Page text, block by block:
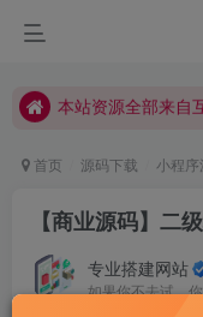
本站资源全部来自
首页 源码下载 小程序
【商业源码】二
专业搭建网站